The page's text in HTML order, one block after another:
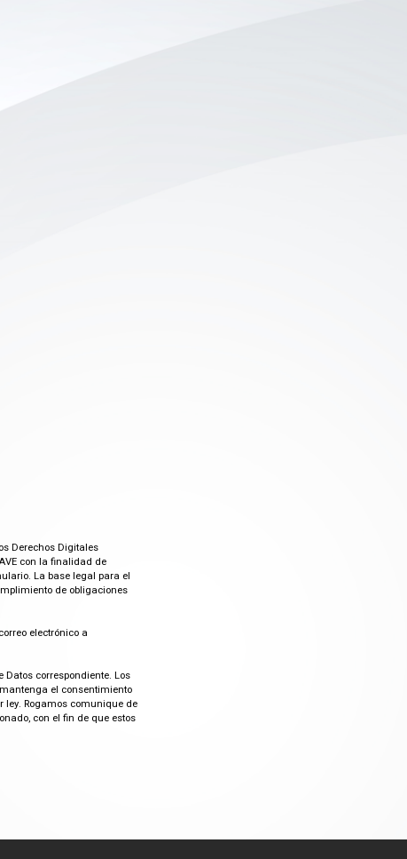
Derechos Digitales
con la finalidad de
La base legal para el
de obligaciones
electrónico a
correspondiente. Los
el consentimiento
ley. Rogamos comunique de
con el fin de que estos